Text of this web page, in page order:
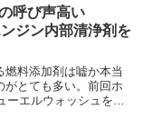
呼び声高い
ジン内部清浄剤を
燃料添加剤は嘘か本当
がとても多い。前回ホ
ーエルウォッシュを使